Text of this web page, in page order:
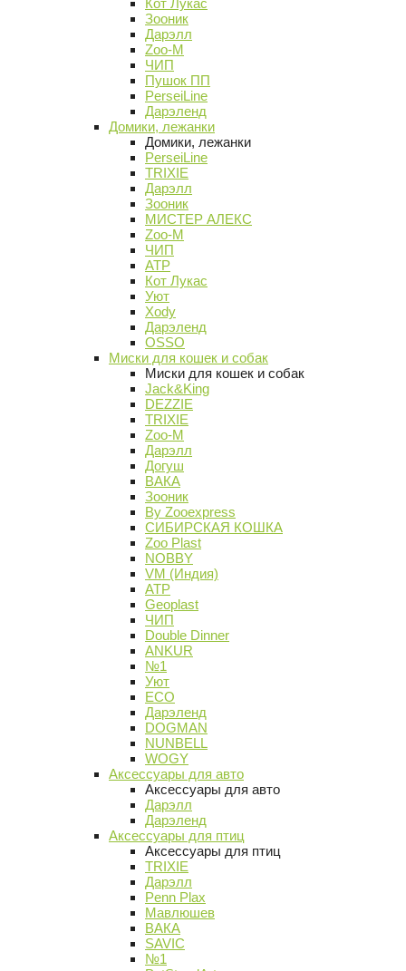
Кот Лукас
Зооник
Дарэлл
Zoo-M
ЧИП
Пушок ПП
PerseiLine
Дарэленд
Домики, лежанки
Домики, лежанки
PerseiLine
TRIXIE
Дарэлл
Зооник
МИСТЕР АЛЕКС
Zoo-M
ЧИП
АТР
Кот Лукас
Уют
Xody
Дарэленд
OSSO
Миски для кошек и собак
Миски для кошек и собак
Jack&King
DEZZIE
TRIXIE
Zoo-M
Дарэлл
Догуш
ВАКА
Зооник
By Zooexpress
СИБИРСКАЯ КОШКА
Zoo Plast
NOBBY
VM (Индия)
АТР
Geoplast
ЧИП
Double Dinner
ANKUR
№1
Уют
ECO
Дарэленд
DOGMAN
NUNBELL
WOGY
Аксессуары для авто
Аксессуары для авто
Дарэлл
Дарэленд
Аксессуары для птиц
Аксессуары для птиц
TRIXIE
Дарэлл
Penn Plax
Мавлюшев
ВАКА
SAVIC
№1